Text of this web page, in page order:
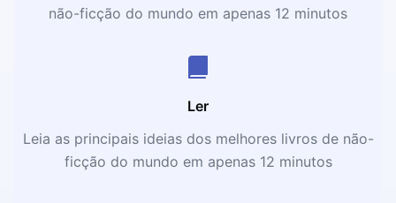
não-ficção do mundo em apenas 12 minutos
Ler
Leia as principais ideias dos melhores livros de não-
ficção do mundo em apenas 12 minutos